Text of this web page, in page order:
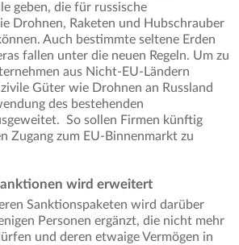
geben, die für russische
Drohnen, Raketen und Hubschrauber
Auch bestimmte seltene Erden
fallen unter die neuen Regeln. Um zu
aus Nicht-EU-Ländern
Güter wie Drohnen an Russland
des bestehenden
So sollen Firmen künftig
Zugang zum EU-Binnenmarkt zu
wird erweitert
Sanktionspaketen wird darüber
Personen ergänzt, die nicht mehr
und deren etwaige Vermögen in